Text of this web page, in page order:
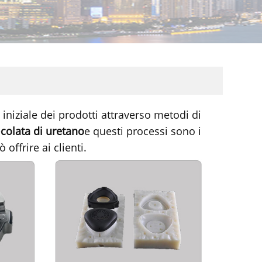
dei prodotti attraverso metodi di
colata di uretanoe questi processi sono i
offrire ai clienti.